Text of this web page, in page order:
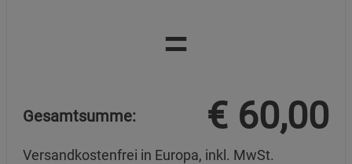
=
Gesamtsumme: € 60,00
Versandkostenfrei in Europa, inkl. MwSt.